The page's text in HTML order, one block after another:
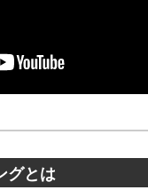
グとは